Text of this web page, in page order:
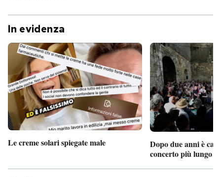
In evidenza
Le creme solari spiegate male
Dopo due anni è
concerto più lungo